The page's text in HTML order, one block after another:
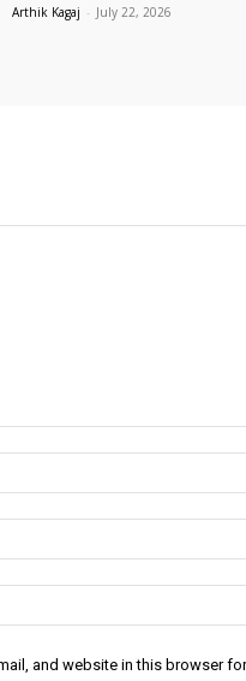
Arthik Kagaj - July 22, 2026
and website in this browser